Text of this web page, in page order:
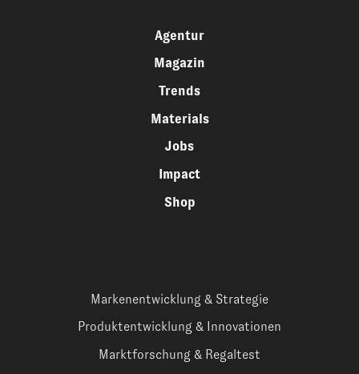
Agentur
Magazin
Trends
Materials
Jobs
Impact
Shop
Markenentwicklung & Strategie
Produktentwicklung & Innovationen
Marktforschung & Regaltest